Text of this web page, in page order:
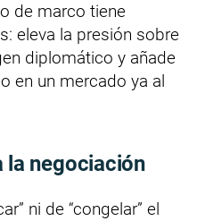
de marco tiene
eleva la presión sobre
diplomático y añade
en un mercado ya al
la negociación
ni de “congelar” el